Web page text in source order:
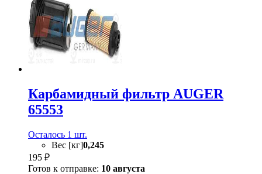
Карбамидный фильтр AUGER
65553
Осталось 1 шт.
Вес [кг]0,245
195 ₽
Готов к отправке: 10 августа